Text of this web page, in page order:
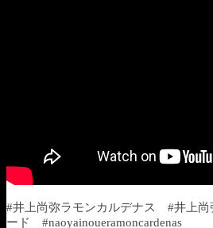
#井上尚弥ラモンカルデナス #井上尚
ード #naoyainoueramoncardenas